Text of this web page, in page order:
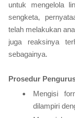
untuk mengelola
sengketa,
telah melakukan
juga reaksinya
sebagainya.
Prosedur
Mengisi
dilampiri